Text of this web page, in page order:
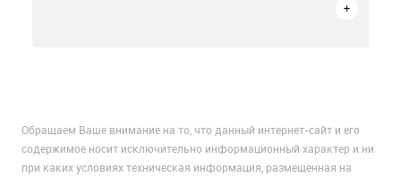
Обращаем Ваше внимание на то, что данный интернет-сайт и его
содержимое носит исключительно информационный характер и ни
при каких условиях техническая информация, размещенная на